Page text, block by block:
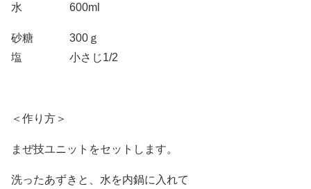
水 600ml
砂糖 300ｇ
塩 小さじ1/2
＜作り方＞
まぜ技ユニットをセットします。
洗ったあずきと、水を内鍋に入れて